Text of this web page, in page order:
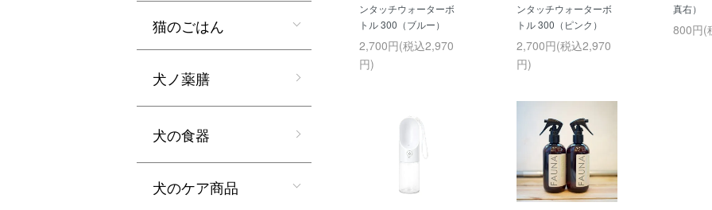
ンタッチウォーターボ
トル 300（ブルー）
2,700円(税込2,970
円)
ンタッチウォーターボ
トル 300（ピンク）
2,700円(税込2,970
円)
真右）
800円(
猫のごはん
犬ノ薬膳
犬の食器
犬のケア商品